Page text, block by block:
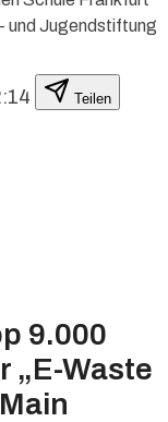
und Jugendstiftung
Teilen
9.000
„E-Waste